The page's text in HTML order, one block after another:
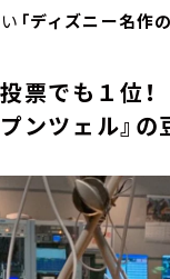
「ディズニー名作
票でも１位！
ンツェル』の